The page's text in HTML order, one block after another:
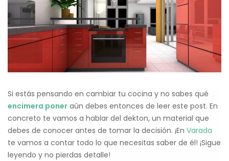
Si estás pensando en cambiar tu cocina y no sabes qué
encimera poner aún debes entonces de leer este post. En
concreto te vamos a hablar del dekton, un material que
debes de conocer antes de tomar la decisión. ¡En Varada
te vamos a contar todo lo que necesitas saber de él! ¡Sigue
leyendo y no pierdas detalle!